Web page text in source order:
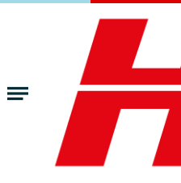
Zum Hauptinhalt springen
Gartenmarkt
Durabil Zaunpfosten